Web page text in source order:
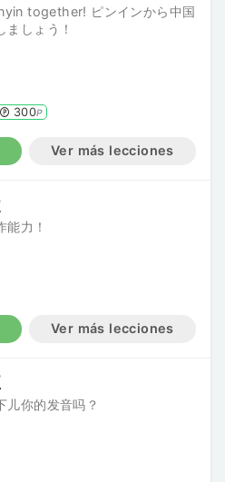
together! ピンインから中国
ましょう！
300P
Ver más lecciones
能力！
Ver más lecciones
儿你的发音吗？